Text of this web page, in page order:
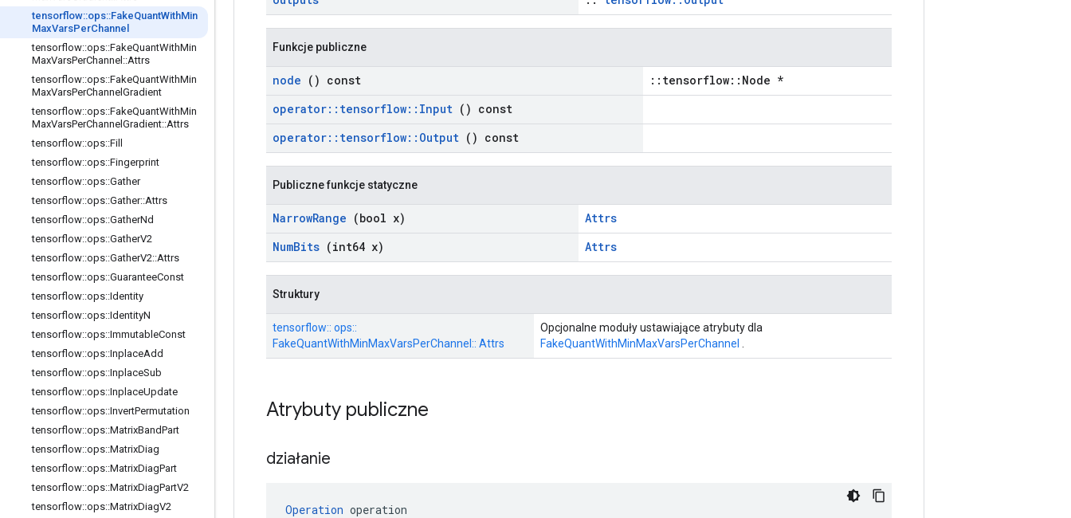
tensorflow::ops::FakeQuantWithMin
MaxVarsPerChannel
tensorflow::ops::FakeQuantWithMin
MaxVarsPerChannel ::Attrs
tensorflow::ops::FakeQuantWithMin
MaxVarsPerChannel Gradient
tensorflow::ops::FakeQuantWithMin
MaxVarsPerChannel Gradient::Attrs
tensorflow::ops::Fill
tensorflow::ops::Fingerprint
tensorflow::ops::Gather
tensorflow::ops::Gather::Attrs
tensorflow::ops::GatherNd
tensorflow::ops::GatherV2
tensorflow::ops::GatherV2::Attrs
tensorflow::ops::GuaranteeConst
tensorflow::ops::Identity
tensorflow::ops::IdentityN
tensorflow::ops::ImmutableConst
tensorflow::ops::InplaceAdd
tensorflow::ops::InplaceSub
tensorflow::ops::InplaceUpdate
tensorflow::ops::InvertPermutation
tensorflow::ops::MatrixBandPart
tensorflow::ops::MatrixDiag
tensorflow::ops::MatrixDiagPart
tensorflow::ops::MatrixDiagPartV2
tensorflow::ops::MatrixDiagV2
Funkcje publiczne
node () const
::tensorflow::Node *
operator:: tensorflow:: Input () const
operator:: tensorflow:: Output () const
Publiczne funkcje statyczne
NarrowRange (bool x)
Attrs
NumBits (int64 x) Attrs
Struktury
tensorflow:: ops::
FakeQuantWithMinMaxVarsPerChannel:: Attrs
Opcjonalne moduły ustawiające atrybuty dla
FakeQuantWithMinMaxVarsPerChannel
Atrybuty publiczne
działanie
Operation operation